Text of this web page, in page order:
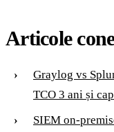
Articole
Graylog vs
TCO 3 ani și
SIEM on-